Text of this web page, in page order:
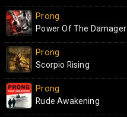
Prong
Power Of The Damager
Prong
Scorpio Rising
Prong
Rude Awakening